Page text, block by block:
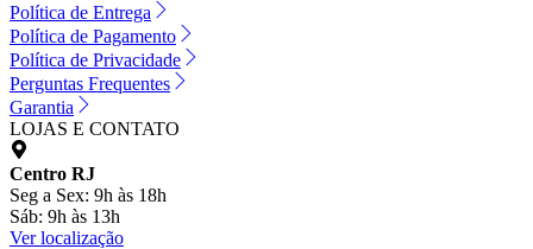
Política de Entrega
Política de Pagamento
Política de Privacidade
Perguntas Frequentes
Garantia
LOJAS E CONTATO
Centro RJ
Seg a Sex: 9h às 18h
Sáb: 9h às 13h
Ver localização